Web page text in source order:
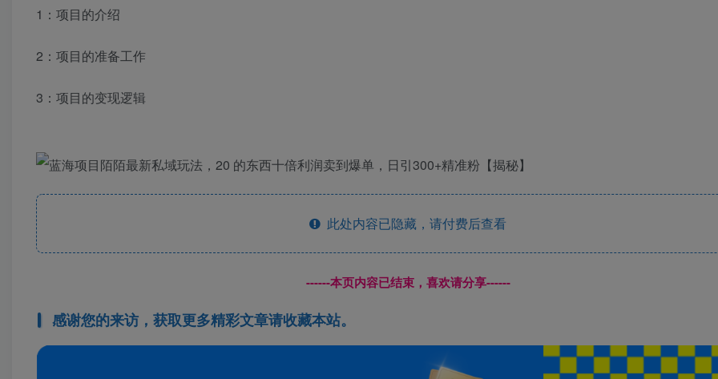
1：项目的介绍
2：项目的准备工作
3：项目的变现逻辑
此处内容已隐藏，请付费后查看
------本页内容已结束，喜欢请分享------
感谢您的来访，获取更多精彩文章请收藏本站。